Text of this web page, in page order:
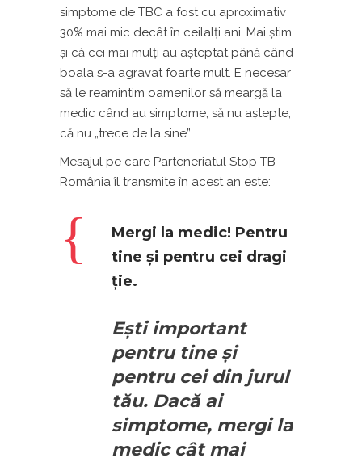
simptome de TBC a fost cu aproximativ
30% mai mic decât în ceilalţi ani. Mai ştim
şi că cei mai mulţi au aşteptat până când
boala s-a agravat foarte mult. E necesar
să le reamintim oamenilor să meargă la
medic când au simptome, să nu aştepte,
că nu „trece de la sine”.
Mesajul pe care Parteneriatul Stop TB
România îl transmite în acest an este:
Mergi la medic! Pentru
tine şi pentru cei dragi
ţie.
Ești important
pentru tine și
pentru cei din jurul
tău. Dacă ai
simptome, mergi la
medic cât mai